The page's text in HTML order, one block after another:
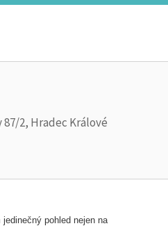
2, Hradec Králové
pohled nejen na